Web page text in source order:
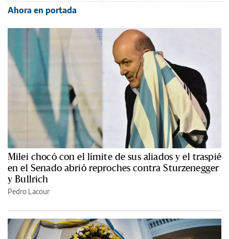
Ahora en portada
Milei chocó con el límite de sus aliados y el traspié
en el Senado abrió reproches contra Sturzenegger
y Bullrich
Pedro Lacour